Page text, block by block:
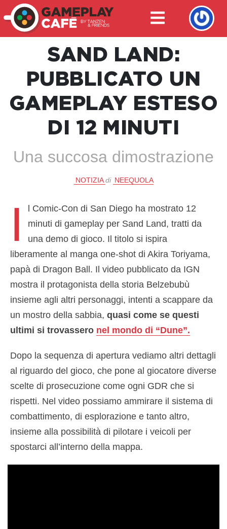
SAND LAND:
PUBBLICATO UN
GAMEPLAY ESTESO
DI 12 MINUTI
Una succosa dimostrazione
NOTIZIA di NEEQUOLA
I
l Comic-Con di San Diego ha mostrato 12
minuti di gameplay per Sand Land, tratti da
una demo di gioco. Il titolo si ispira
liberamente al manga one-shot di Akira Toriyama,
papà di Dragon Ball. Il video pubblicato da IGN
mostra il protagonista della storia Belzebubù
insieme agli altri personaggi, intenti a scappare da
un mostro della sabbia, quasi come se questi
ultimi si trovassero nel mondo di “Dune”.
Dopo la sequenza di apertura vediamo altri dettagli
al riguardo del gioco, che pone al giocatore diverse
scelte di prosecuzione come ogni GDR che si
rispetti. Nel video possiamo ammirare il sistema di
combattimento, di esplorazione e tanto altro,
insieme alla possibilità di pilotare i veicoli per
spostarci all’interno della mappa.